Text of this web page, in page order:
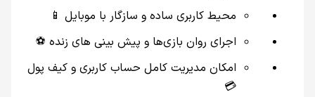
محیط کاربری ساده و سازگار با موبایل 📱
اجرای روان بازی‌ها و پیش‌ بینی‌ های زنده ⚽
امکان مدیریت کامل حساب کاربری و کیف پول
💳